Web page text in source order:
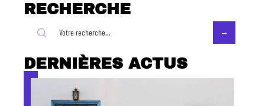
RECHERCHE
DERNIÈRES ACTUS